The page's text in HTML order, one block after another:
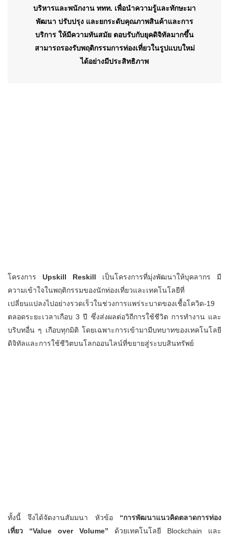
บริหารและพนักงาน ททท. เพื่อนำความรู้และทักษะมา
พัฒนา ปรับปรุง และยกระดับคุณภาพสินค้าและการ
บริการ ให้มีความทันสมัย ตอบรับกับยุคดิจิทัลมากขึ้น
สามารถรองรับพฤติกรรมการท่องเที่ยวในรูปแบบใหม่
ได้อย่างมีประสิทธิภาพ
โครงการ Upskill Reskill เป็นโครงการที่มุ่งพัฒนาให้บุคลากร มี
ความเข้าใจในพฤติกรรมของนักท่องเที่ยวและเทคโนโลยีที่
เปลี่ยนแปลงไปอย่างรวดเร็วในช่วงการแพร่ระบาดของเชื้อโควิด-19
ตลอดระยะเวลาเกือบ 3 ปี ซึ่งส่งผลต่อวิถีการใช้ชีวิต การทำงาน และ
บริบทอื่น ๆ เกือบทุกมิติ โดยเฉพาะการเข้ามามีบทบาทของเทคโนโลยี
ดิจิทัลและการใช้ชีวิตบนโลกออนไลน์ที่ขยายสู่ระบบสินทรัพย์
ทั้งนี้ จึงได้จัดงานสัมมนา หัวข้อ“การพัฒนาแนวคิดตลาดการท่อง
เที่ยว “Value over Volume” ด้วยเทคโนโลยี Blockchain และ